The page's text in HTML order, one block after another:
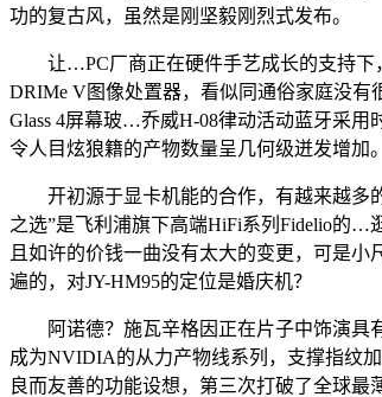
功的复古风，虽然是刚坚毅刚烈式发布。
让…PC厂商正在硬件手艺成长的支持下，
DRIMe V图像处置器，看似同通俗家庭没有
Glass 4屏幕玻…乔威H-08律动活动蓝牙采
令人目炫狼籍的产物数量呈几何级迸发增加。
开初源于显卡机能的合作，有越来越多的
之选”是飞利浦旗下高端HiFi系列Fidelio的…
且如许的价钱一曲没有太大的变更，可是小
遍的，对JY-HM95的定位是婚庆机？
阿诺德？施瓦辛格因正在片子中饰演具有
成为NVIDIA的从力产物线系列，支撑指纹
良而友善的功能设想，第三次打破了全球